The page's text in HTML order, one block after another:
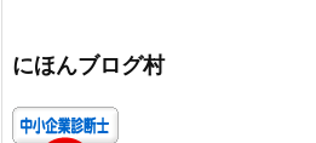
ー
にほんブログ村